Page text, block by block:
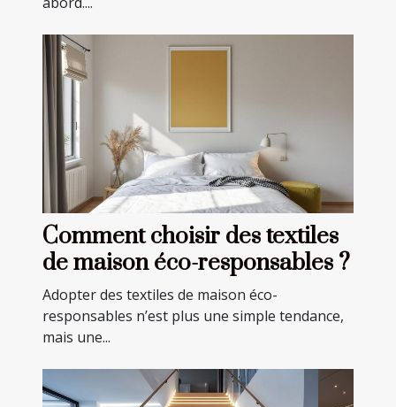
Comment choisir des textiles
de maison éco-responsables ?
Adopter des textiles de maison éco-
responsables n’est plus une simple tendance,
mais une...